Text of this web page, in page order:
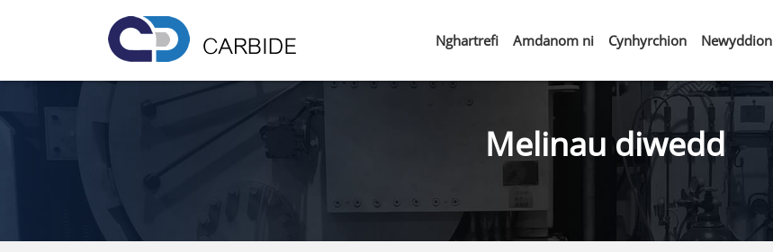
Nghartrefi Amdanom ni Cynhyrchion Newyddion
Melinau diwedd